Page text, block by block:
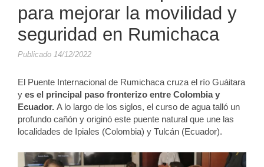
para mejorar la movilidad y
seguridad en Rumichaca
Publicado 14/12/2022
El Puente Internacional de Rumichaca cruza el río Guáitara
y es el principal paso fronterizo entre Colombia y
Ecuador. A lo largo de los siglos, el curso de agua talló un
profundo cañón y originó este puente natural que une las
localidades de Ipiales (Colombia) y Tulcán (Ecuador).